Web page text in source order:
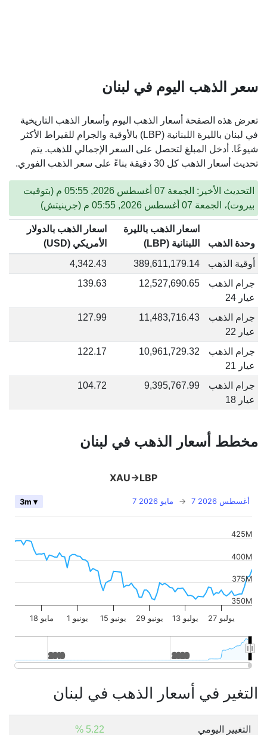
سعر الذهب اليوم في لبنان
تعرض هذه الصفحة أسعار الذهب اليوم وأسعار الذهب التاريخية
في لبنان بالليرة اللبنانية (LBP) بالأوقية والجرام للقيراط الأكثر
شيوعًا. أدخل المبلغ لتحصل على السعر الإجمالي للذهب. يتم
تحديث أسعار الذهب كل 30 دقيقة بناءً على سعر الذهب الفوري.
التحديث الأخير: الجمعة 07 أغسطس 2026, 05:55 م (بتوقيت
بيروت)، الجمعة 07 أغسطس 2026, 05:55 م (جرينيتش)
وحدة الذهب
اسعار الذهب بالليرة
اللبنانية (LBP)
اسعار الذهب بالدولار
الأمريكي (USD)
أوقية الذهب
389,611,179.14
4,342.43
جرام الذهب
عيار 24
12,527,690.65
139.63
جرام الذهب
عيار 22
11,483,716.43
127.99
جرام الذهب
عيار 21
10,961,729.32
122.17
جرام الذهب
عيار 18
9,395,767.99
104.72
مخطط أسعار الذهب في لبنان
XAU->LBP
7 مايو 2026 → 7 أغسطس 2026 3m ▾
18 مايو 1 يونيو 15 يونيو 29 يونيو 13 يوليو 27 يوليو
2010
2010 2020
2020
350M
375M
400M
425M
التغير في أسعار الذهب في لبنان
التغيير اليومي 5.22 %